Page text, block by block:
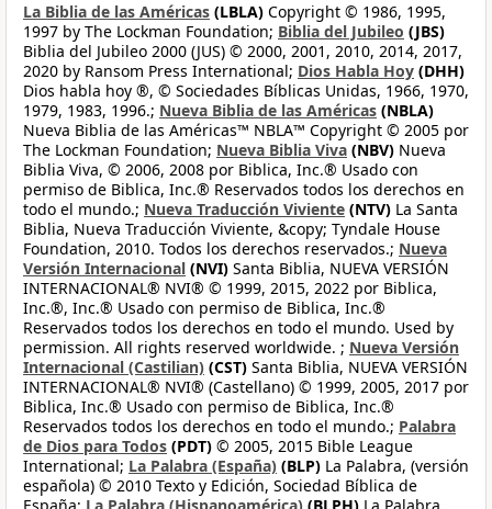
La Biblia de las Américas (LBLA) Copyright © 1986, 1995,
1997 by The Lockman Foundation; Biblia del Jubileo (JBS)
Biblia del Jubileo 2000 (JUS) © 2000, 2001, 2010, 2014, 2017,
2020 by Ransom Press International; Dios Habla Hoy (DHH)
Dios habla hoy ®, © Sociedades Bíblicas Unidas, 1966, 1970,
1979, 1983, 1996.; Nueva Biblia de las Américas (NBLA)
Nueva Biblia de las Américas™ NBLA™ Copyright © 2005 por
The Lockman Foundation; Nueva Biblia Viva (NBV) Nueva
Biblia Viva, © 2006, 2008 por Biblica, Inc.® Usado con
permiso de Biblica, Inc.® Reservados todos los derechos en
todo el mundo.; Nueva Traducción Viviente (NTV) La Santa
Biblia, Nueva Traducción Viviente, &copy; Tyndale House
Foundation, 2010. Todos los derechos reservados.; Nueva
Versión Internacional (NVI) Santa Biblia, NUEVA VERSIÓN
INTERNACIONAL® NVI® © 1999, 2015, 2022 por Biblica,
Inc.®, Inc.® Usado con permiso de Biblica, Inc.®
Reservados todos los derechos en todo el mundo. Used by
permission. All rights reserved worldwide. ; Nueva Versión
Internacional (Castilian) (CST) Santa Biblia, NUEVA VERSIÓN
INTERNACIONAL® NVI® (Castellano) © 1999, 2005, 2017 por
Biblica, Inc.® Usado con permiso de Biblica, Inc.®
Reservados todos los derechos en todo el mundo.; Palabra
de Dios para Todos (PDT) © 2005, 2015 Bible League
International; La Palabra (España) (BLP) La Palabra, (versión
española) © 2010 Texto y Edición, Sociedad Bíblica de